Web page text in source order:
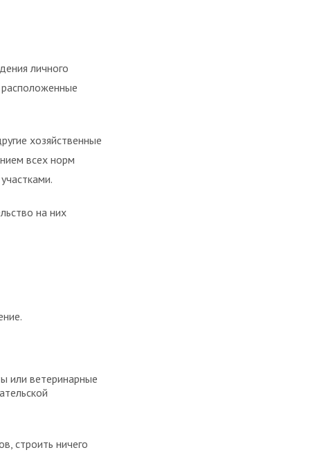
личного
хозяйственные
всех норм
на них
или ветеринарные
строить ничего